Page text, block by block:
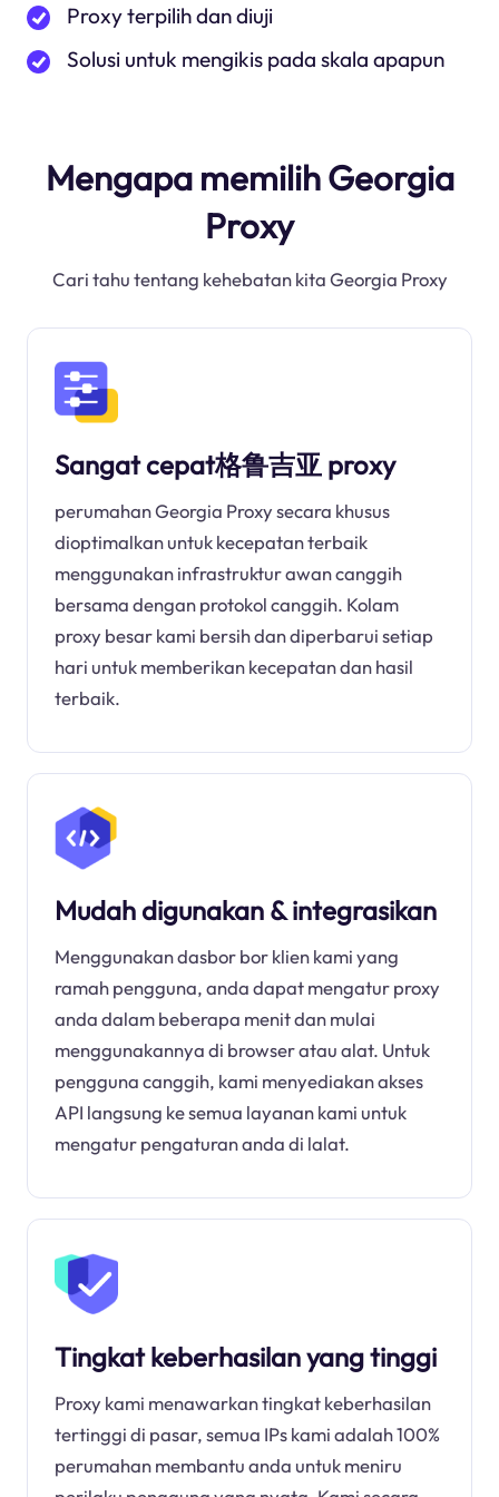
Proxy terpilih dan diuji
Solusi untuk mengikis pada skala apapun
Mengapa memilih Georgia
Proxy
Cari tahu tentang kehebatan kita Georgia Proxy
Sangat cepat格鲁吉亚 proxy
perumahan Georgia Proxy secara khusus
dioptimalkan untuk kecepatan terbaik
menggunakan infrastruktur awan canggih
bersama dengan protokol canggih. Kolam
proxy besar kami bersih dan diperbarui setiap
hari untuk memberikan kecepatan dan hasil
terbaik.
Mudah digunakan & integrasikan
Menggunakan dasbor bor klien kami yang
ramah pengguna, anda dapat mengatur proxy
anda dalam beberapa menit dan mulai
menggunakannya di browser atau alat. Untuk
pengguna canggih, kami menyediakan akses
API langsung ke semua layanan kami untuk
mengatur pengaturan anda di lalat.
Tingkat keberhasilan yang tinggi
Proxy kami menawarkan tingkat keberhasilan
tertinggi di pasar, semua IPs kami adalah 100%
perumahan membantu anda untuk meniru